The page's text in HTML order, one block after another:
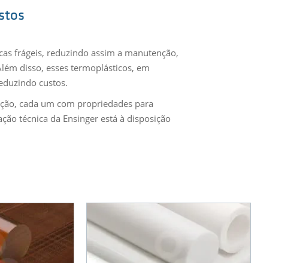
frágeis, reduzindo assim a manutenção,
disso, esses termoplásticos, em
custos.
cada um com propriedades para
técnica da Ensinger está à disposição